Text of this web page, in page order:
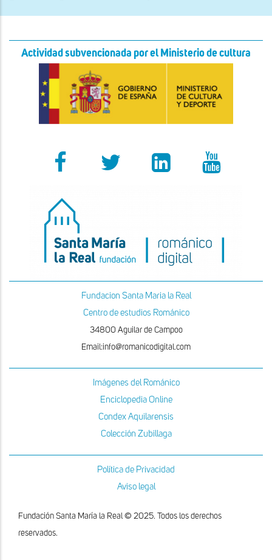
Actividad subvencionada por el Ministerio de cultura
Fundacion Santa Maria la Real
Centro de estudios Románico
34800 Aguilar de Campoo
Email:info@romanicodigital.com
Imágenes del Románico
Enciclopedia Online
Condex Aquilarensis
Colección Zubillaga
Política de Privacidad
Aviso legal
Fundación Santa María la Real © 2025. Todos los derechos
reservados.